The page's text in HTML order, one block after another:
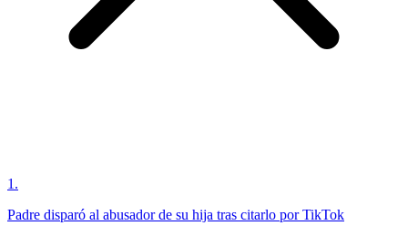
1 .
Padre disparó al abusador de su hija tras citarlo por TikTok